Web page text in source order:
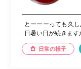
とーーーっても久
日暑い日が続きます
日常の様子